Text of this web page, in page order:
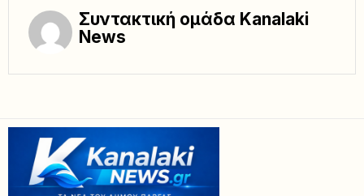
Συντακτική ομάδα Kanalaki
News